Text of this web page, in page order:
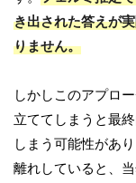
き出された答えが
りません。
しかしこのアプロ
立ててしまうと最
しまう可能性があ
離れしていると、